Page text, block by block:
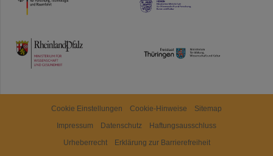
TMWWDG
Cookie Einstellungen Cookie-Hinweise
Sitemap
Impressum
Datenschutz
Haftungsausschluss
Urheberrecht
Erklärung zur Barrierefreiheit